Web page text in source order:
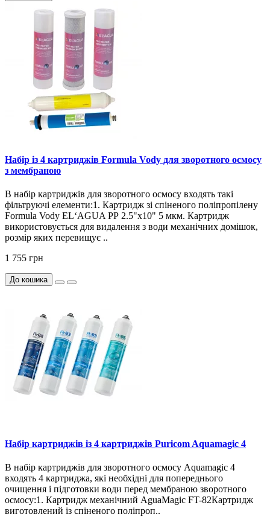
Набір із 4 картриджів Formula Vody для зворотного осмосу
з мембраною
В набір картриджів для зворотного осмосу входять такі
фільтруючі елементи:1. Картридж зі спіненого поліпропілену
Formula Vody EL‘AGUA РР 2.5"х10" 5 мкм. Картридж
використовується для видалення з води механічних домішок,
розмір яких перевищує ..
1 755 грн
До кошика
Набір картриджів із 4 картриджів Puricom Aquamagic 4
В набір картриджів для зворотного осмосу Aquamagic 4
входять 4 картриджа, які необхідні для попереднього
очищення і підготовки води перед мембраною зворотного
осмосу:1. Картридж механічний AguaMagic FT-82Картридж
виготовлений із спіненого поліпроп..